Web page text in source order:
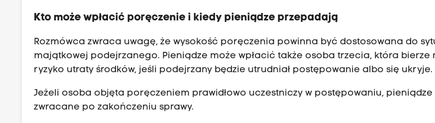
Kto może wpłacić poręczenie i kiedy pieniądze przepadają
Rozmówca zwraca uwagę, że wysokość poręczenia powinna być dostosowana do
majątkowej podejrzanego. Pieniądze może wpłacić także osoba trzecia, która bierze
ryzyko utraty środków, jeśli podejrzany będzie utrudniał postępowanie albo się ukryje.
Jeżeli osoba objęta poręczeniem prawidłowo uczestniczy w postępowaniu, pieniądze
zwracane po zakończeniu sprawy.